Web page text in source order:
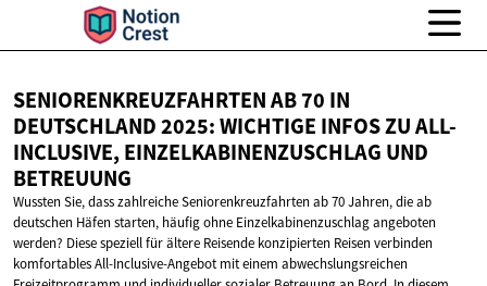
SENIORENKREUZFAHRTEN AB 70 IN
DEUTSCHLAND 2025: WICHTIGE INFOS ZU ALL-
INCLUSIVE, EINZELKABINENZUSCHLAG UND
BETREUUNG
Wussten Sie, dass zahlreiche Seniorenkreuzfahrten ab 70 Jahren, die ab
deutschen Häfen starten, häufig ohne Einzelkabinenzuschlag angeboten
werden? Diese speziell für ältere Reisende konzipierten Reisen verbinden
komfortables All-Inclusive-Angebot mit einem abwechslungsreichen